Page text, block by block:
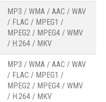
MP3 / WMA / AAC / WAV
/ FLAC / MPEG1 /
MPEG2 / MPEG4 / WMV
/ H.264 / MKV
MP3 / WMA / AAC / WAV
/ FLAC / MPEG1 /
MPEG2 / MPEG4 / WMV
/ H.264 / MKV